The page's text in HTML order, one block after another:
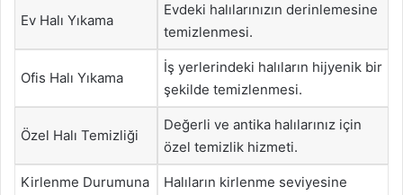
Ev Halı Yıkama
Evdeki halılarınızın derinlemesine
temizlenmesi.
Ofis Halı Yıkama
İş yerlerindeki halıların hijyenik bir
şekilde temizlenmesi.
Özel Halı Temizliği
Değerli ve antika halılarınız için
özel temizlik hizmeti.
Kirlenme Durumuna
Halıların kirlenme seviyesine